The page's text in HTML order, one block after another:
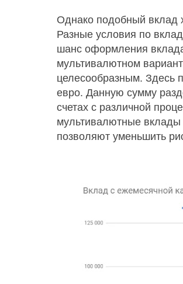
Однако подобный вклад
Разные условия по
шанс оформления
мультивалютном
целесообразным. Здесь
евро. Данную сумму
счетах с различной
мультивалютные
позволяют уменьшить